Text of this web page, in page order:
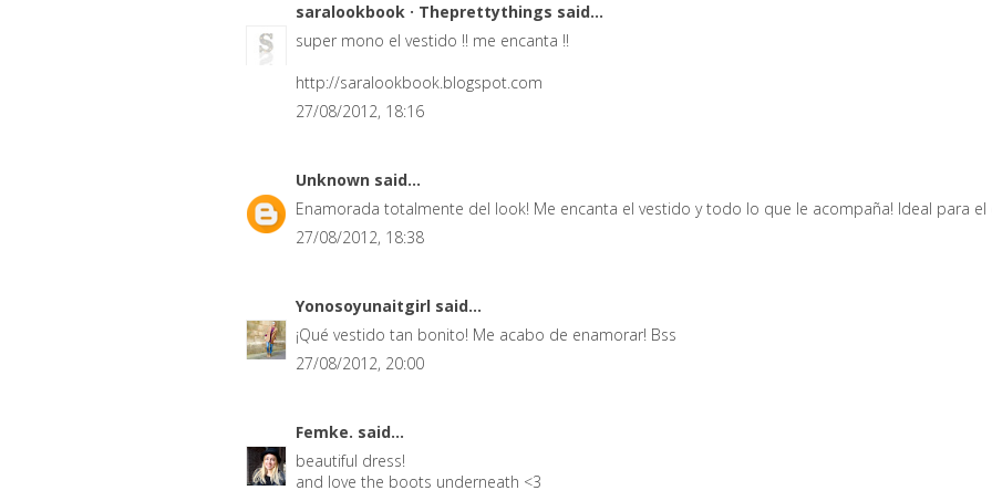
saralookbook · Theprettythings said...
super mono el vestido !! me encanta !!
http://saralookbook.blogspot.com
27/08/2012, 18:16
Unknown said...
Enamorada totalmente del look! Me encanta el vestido y todo lo que le acompaña! Ideal para el
27/08/2012, 18:38
Yonosoyunaitgirl said...
¡Qué vestido tan bonito! Me acabo de enamorar! Bss
27/08/2012, 20:00
Femke. said...
beautiful dress!
and love the boots underneath <3